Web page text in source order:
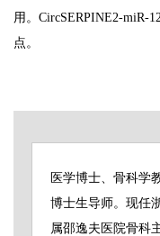
用。CircSERPINE2-miR-
点。
医学博士、骨科学
博士生导师。现任
属邵逸夫医院骨科